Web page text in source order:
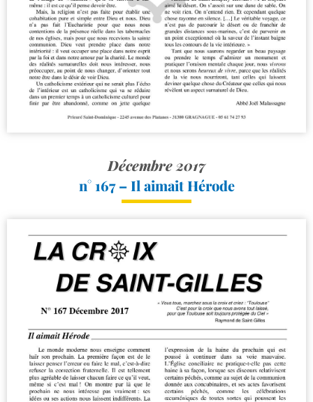
Décembre 2017
n° 167 – Il aimait Hérode